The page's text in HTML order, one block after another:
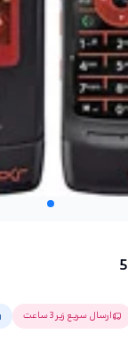
ارسال سریع زیر 3 ساعت